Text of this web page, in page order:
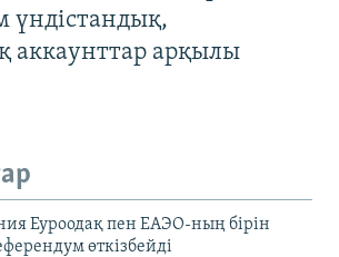
аккаунттар арқылы
Еуроодақ пен ЕАЭО-ның бірін
өткізбейді